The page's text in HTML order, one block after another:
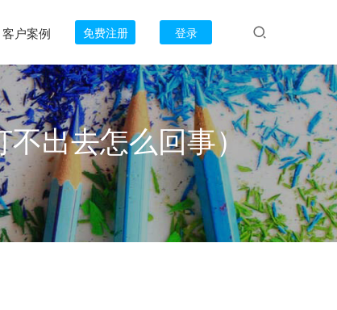
客户案例 免费注册 登录
不出去怎么回事）